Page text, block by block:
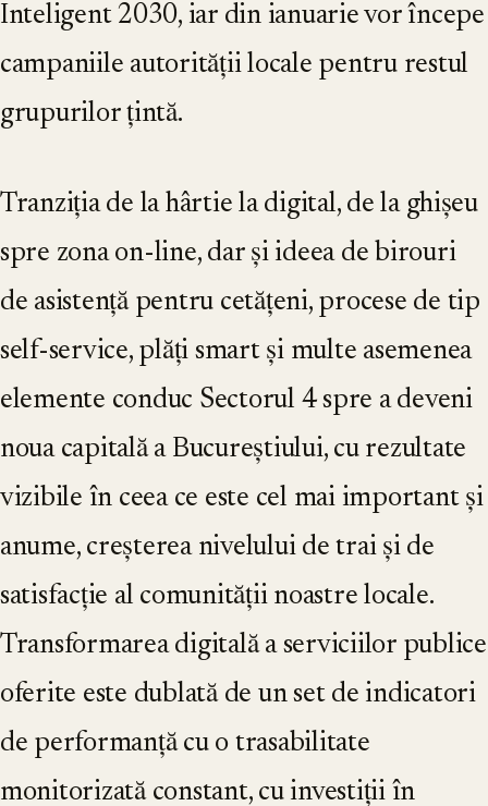
Inteligent 2030, iar din ianuarie vor începe
campaniile autorității locale pentru restul
grupurilor țintă.
Tranziția de la hârtie la digital, de la ghișeu
spre zona on-line, dar și ideea de birouri
de asistență pentru cetățeni, procese de tip
self-service, plăți smart și multe asemenea
elemente conduc Sectorul 4 spre a deveni
noua capitală a Bucureștiului, cu rezultate
vizibile în ceea ce este cel mai important și
anume, creșterea nivelului de trai și de
satisfacție al comunității noastre locale.
Transformarea digitală a serviciilor publice
oferite este dublată de un set de indicatori
de performanță cu o trasabilitate
monitorizată constant, cu investiții în